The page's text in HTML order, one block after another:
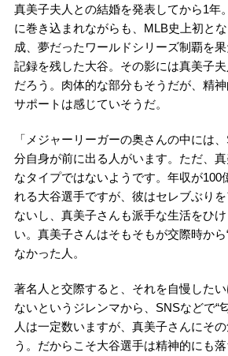
真美子夫人との結婚を発表してから1年
に巻き込まれながらも、MLB史上初と
成、夢だったワールドシリーズ制覇を
記録を残した大谷。その影には真美子
だろう。肉体的な部分もそうだが、精
サポートは感じていそうだ。
「メジャーリーガーの奥さんの中には
分自身が前に出る人がいます。ただ、
なタイプではないようです。年収が100
れる大谷選手ですが、彼はセレブぶり
ないし、真美子さんも派手な生活をひ
い。真美子さんはそもそもが交際時から
なかった人。
著名人と交際すると、それを自慢した
ないというジレンマから、SNSなどで“
人は一定数いますが、真美子さんにそ
う。だからこそ大谷選手は精神的にも